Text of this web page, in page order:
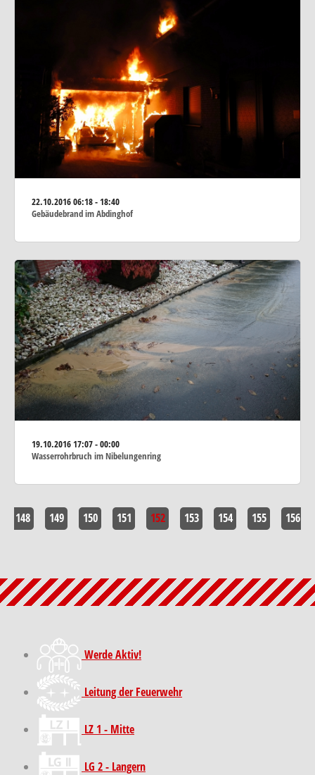
22.10.201606:18 - 18:40
Gebäudebrand im Abdinghof
19.10.201617:07 - 00:00
Wasserrohrbruch im Nibelungenring
148 149 150 151 152 153 154 155 156
Werde Aktiv!
Leitung der Feuerwehr
LZ 1 - Mitte
LG 2 - Langern